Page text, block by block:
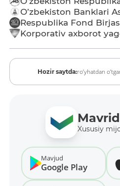
O’zbekiston Banklari
Respublika Fond
Korporativ axborot
Hozir saytda:ro‘yhatdan
Mavrid
Xususiy
Mavjud
Google Play